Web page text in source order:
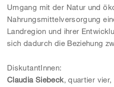
Umgang mit der Natur und
Nahrungsmittelversorgung
Landregion und ihrer
sich dadurch die Beziehung
DiskutantInnen:
Claudia Siebeck, quartier vier,